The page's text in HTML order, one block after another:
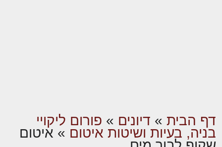
דף הבית » דיונים » פורום ליקויי
בניה, בעיות ושיטות איטום » איטום